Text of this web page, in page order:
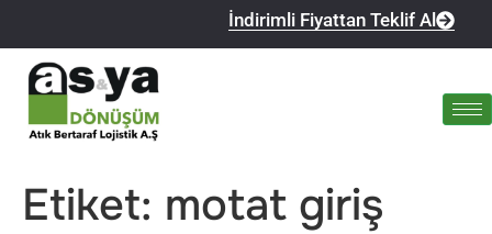
İndirimli Fiyattan Teklif Al
Etiket: motat giriş